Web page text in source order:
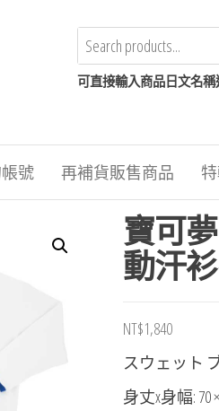
可直接輸入商品日文名
號 再補貨販售商品
寶可
動汗
NT$1,840
スウェット
身丈x身幅: 70